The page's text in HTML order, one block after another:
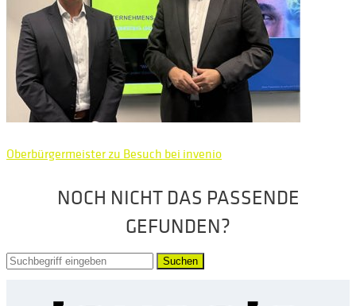
Oberbürgermeister zu Besuch bei invenio
NOCH NICHT DAS PASSENDE
GEFUNDEN?
Suchen